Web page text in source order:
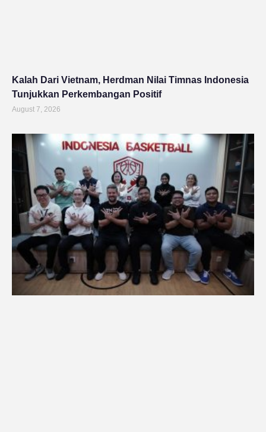
Kalah Dari Vietnam, Herdman Nilai Timnas Indonesia
Tunjukkan Perkembangan Positif
August 7, 2026